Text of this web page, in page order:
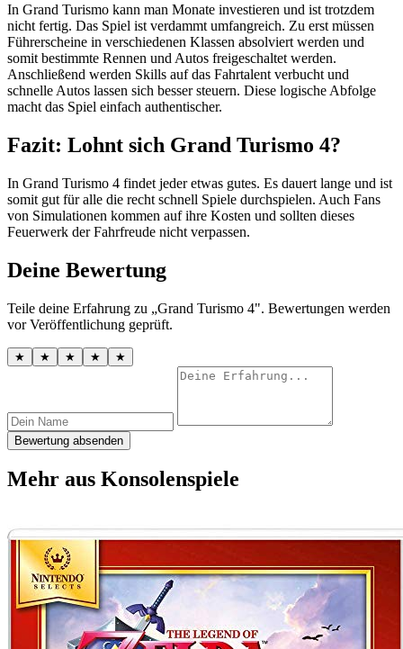
In Grand Turismo kann man Monate investieren und ist trotzdem
nicht fertig. Das Spiel ist verdammt umfangreich. Zu erst müssen
Führerscheine in verschiedenen Klassen absolviert werden und
somit bestimmte Rennen und Autos freigeschaltet werden.
Anschließend werden Skills auf das Fahrtalent verbucht und
schnelle Autos lassen sich besser steuern. Diese logische Abfolge
macht das Spiel einfach authentischer.
Fazit: Lohnt sich Grand Turismo 4?
In Grand Turismo 4 findet jeder etwas gutes. Es dauert lange und ist
somit gut für alle die recht schnell Spiele durchspielen. Auch Fans
von Simulationen kommen auf ihre Kosten und sollten dieses
Feuerwerk der Fahrfreude nicht verpassen.
Deine Bewertung
Teile deine Erfahrung zu „Grand Turismo 4". Bewertungen werden
vor Veröffentlichung geprüft.
★ ★ ★ ★ ★
Bewertung absenden
Mehr aus Konsolenspiele